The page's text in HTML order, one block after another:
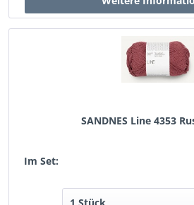
SANDNES Line 4353
Im Set: